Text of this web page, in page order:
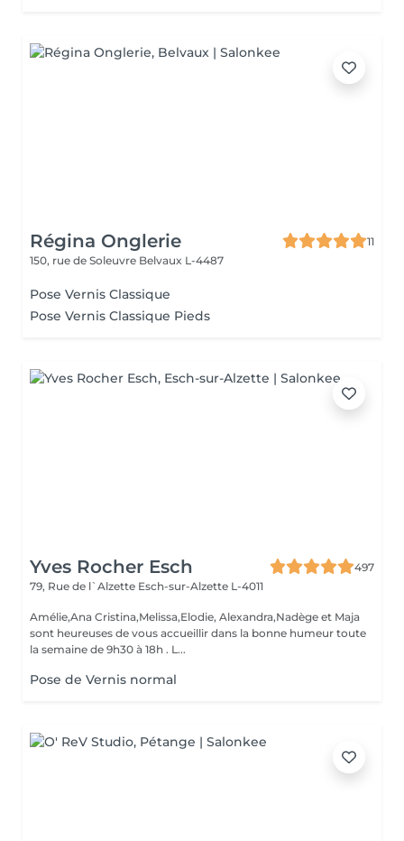
Régina Onglerie
11
150, rue de Soleuvre Belvaux L-4487
Pose Vernis Classique
Pose Vernis Classique Pieds
Yves Rocher Esch
497
79, Rue de l`Alzette Esch-sur-Alzette L-4011
Amélie,Ana Cristina,Melissa,Elodie, Alexandra,Nadège et Maja
sont heureuses de vous accueillir dans la bonne humeur toute
la semaine de 9h30 à 18h . L...
Pose de Vernis normal